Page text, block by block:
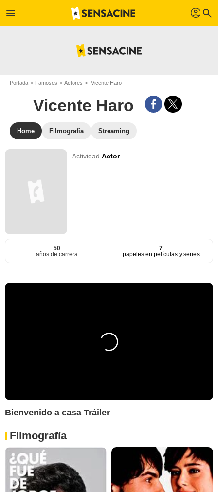
menu profil search
Portada Famosos Actores Vicente Haro
Vicente Haro
Home Filmografía Streaming
ActividadActor
50
años de carrera
7
papeles en películas y series
Bienvenido a casa Tráiler
Filmografía